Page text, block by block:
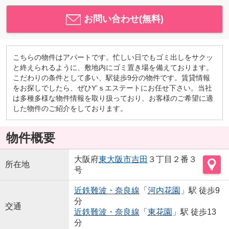
お問い合わせ(無料)
こちらの物件はアパートです。忙しい日でもゴミ出しをサクッ
と終えられるように、敷地内にゴミ置き場を備えております。
こだわりの条件として多い、駅徒歩9分の物件です。賃貸情報
をお探しでしたら、ぜひY’ｓエステートにお任せ下さい。当社
は多種多様な物件情報を取り扱っており、お客様のご希望に適
した物件のご紹介をしております。
物件概要
所在地
大阪府東大阪市吉田 ３丁目２番３
号
交通
近鉄難波・奈良線 「 河内花園 」駅 徒歩9
分
近鉄難波・奈良線 「 東花園 」駅 徒歩13
分